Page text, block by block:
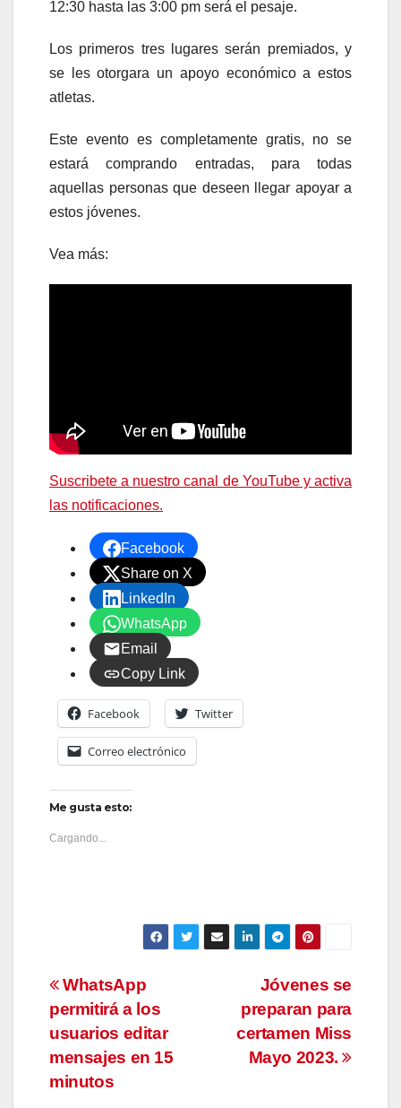
12:30 hasta las 3:00 pm será el pesaje.
Los primeros tres lugares serán premiados, y
se les otorgara un apoyo económico a estos
atletas.
Este evento es completamente gratis, no se
estará comprando entradas, para todas
aquellas personas que deseen llegar apoyar a
estos jóvenes.
Vea más:
Suscribete a nuestro canal de YouTube y activa
las notificaciones.
Facebook
Share on X
LinkedIn
WhatsApp
Email
Copy Link
Facebook Twitter
Correo electrónico
Me gusta esto:
Cargando...
Navegación
de
entradas
Jóvenes se
preparan para
certamen Miss
Mayo 2023.
WhatsApp
permitirá a los
usuarios editar
mensajes en 15
minutos